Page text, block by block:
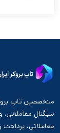
متخصصین تاپ
سیگنال معاملاتی،
معاملاتی،